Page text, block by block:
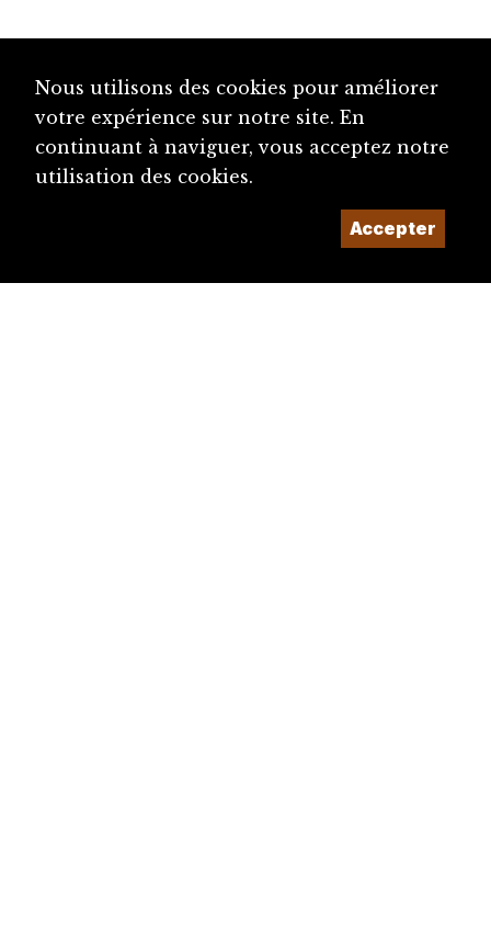
Nous utilisons des cookies pour améliorer
votre expérience sur notre site. En
continuant à naviguer, vous acceptez notre
utilisation des cookies.
Accepter